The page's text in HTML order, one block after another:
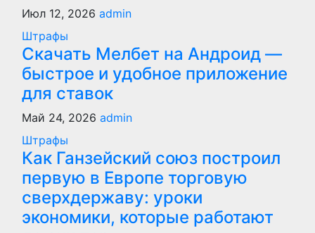
Июл 12, 2026 admin
Штрафы
Скачать Мелбет на Андроид —
быстрое и удобное приложение
для ставок
Май 24, 2026 admin
Штрафы
Как Ганзейский союз построил
первую в Европе торговую
сверхдержаву: уроки
экономики, которые работают